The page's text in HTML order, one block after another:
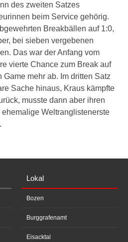
des zweiten Satzes
beim Service gehörig.
Breakbällen auf 1:0,
bei sieben vergebenen
Das war der Anfang vom
vierte Chance zum Break auf
mehr ab. Im dritten Satz
Sache hinaus, Kraus kämpfte
musste dann aber ihren
Weltranglistenerste
Lokal
Bozen
Burggrafenamt
Eisacktal